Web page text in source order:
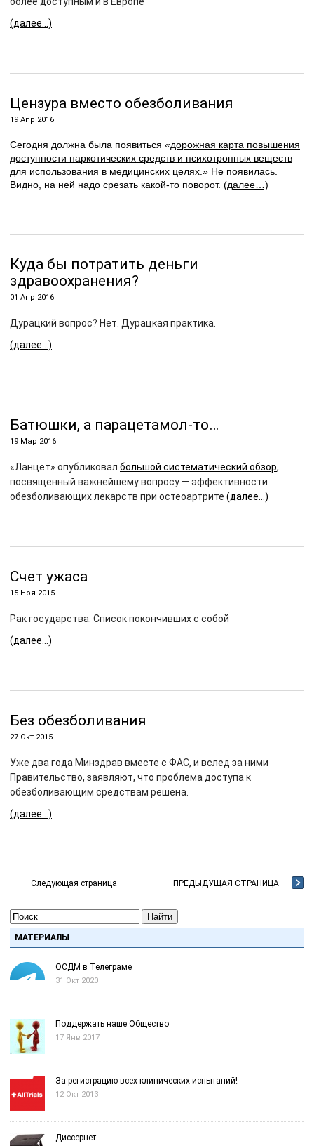
(далее…)
Цензура вместо обезболивания
19 Апр 2016
Сегодня должна была появиться «дорожная карта повышения
доступности наркотических средств и психотропных веществ
для использования в медицинских целях. » Не появилась.
Видно, на ней надо срезать какой-то поворот. (далее…)
Куда бы потратить деньги
здравоохранения?
01 Апр 2016
Дурацкий вопрос? Нет. Дурацкая практика.
(далее…)
Батюшки, а парацетамол-то…
19 Мар 2016
«Ланцет» опубликовал большой систематический обзор,
посвященный важнейшему вопросу — эффективности
обезболивающих лекарств при остеоартрите (далее…)
Счет ужаса
15 Ноя 2015
Рак государства. Список покончивших с собой
(далее…)
Без обезболивания
27 Окт 2015
Уже два года Минздрав вместе с ФАС, и вслед за ними
Правительство, заявляют, что проблема доступа к
обезболивающим средствам решена.
(далее…)
Следующая страница ПРЕДЫДУЩАЯ СТРАНИЦА
Найти
МАТЕРИАЛЫ
ОСДМ в Телеграме
31 Окт 2020
Поддержать наше Общество
17 Янв 2017
За регистрацию всех клинических испытаний!
12 Окт 2013
Диссернет